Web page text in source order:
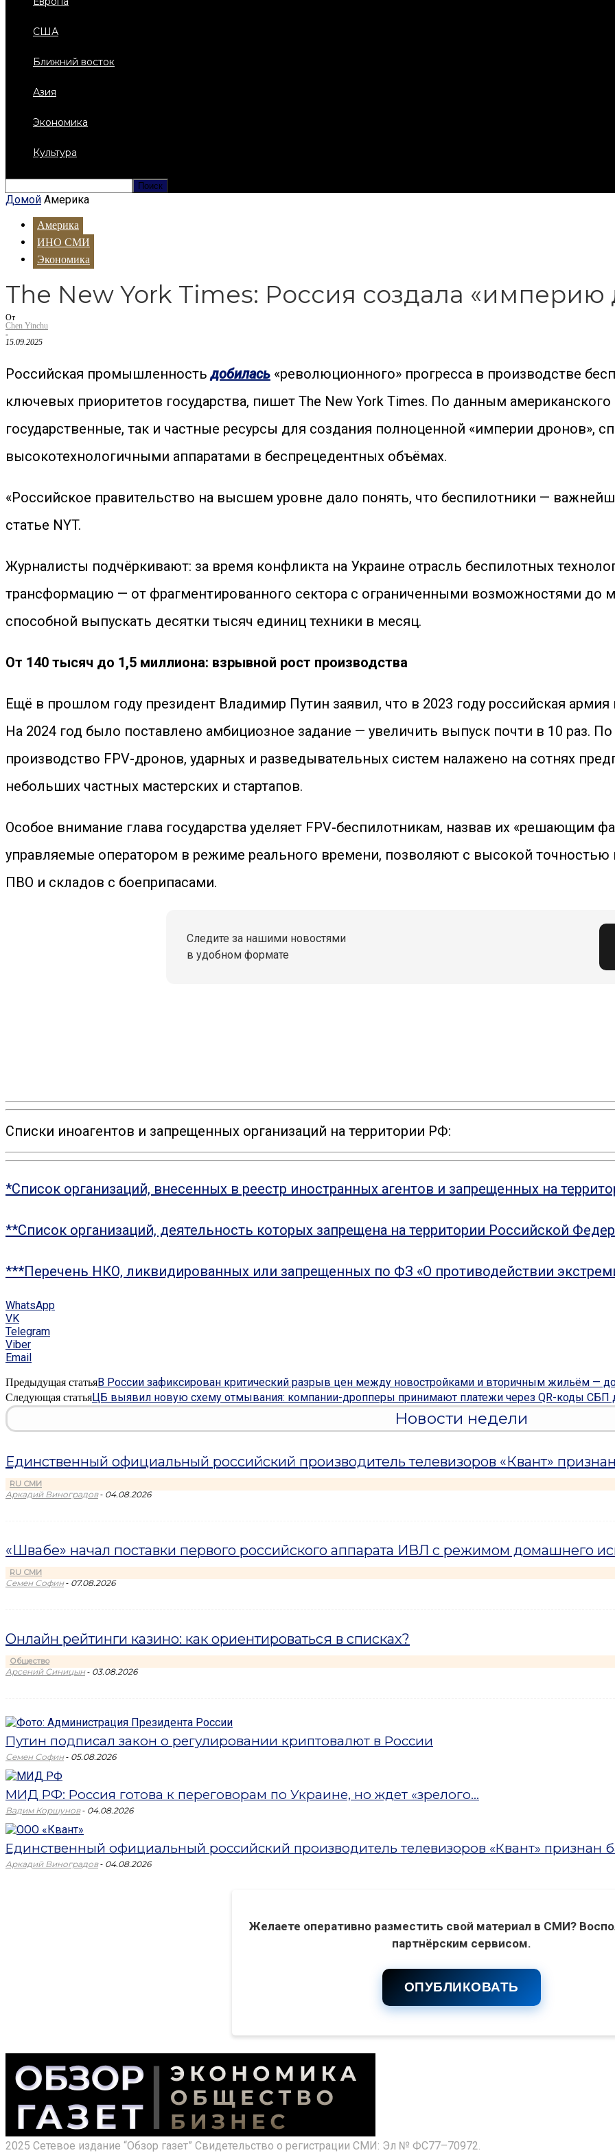
США
Ближний восток
Азия
Экономика
Культура
Домой Америка
Америка
ИНО СМИ
Экономика
The New York Times: Россия создала «империю
От
Chen Yinchu
-
15.09.2025
Российская промышленностьдобилась «революционного» прогресса в производстве
ключевых приоритетов государства, пишет The New York Times. По данным
государственные, так и частные ресурсы для создания полноценной «империи дронов»,
высокотехнологичными аппаратами в беспрецедентных объёмах.
«Российское правительство на высшем уровне дало понять, что беспилотники —
статье NYT.
Журналисты подчёркивают: за время конфликта на Украине отрасль беспилотных
трансформацию — от фрагментированного сектора с ограниченными возможностями до
способной выпускать десятки тысяч единиц техники в месяц.
От 140 тысяч до 1,5 миллиона: взрывной рост производства
Ещё в прошлом году президент Владимир Путин заявил, что в 2023 году российская
На 2024 год было поставлено амбициозное задание — увеличить выпуск почти в 10 раз.
производство FPV-дронов, ударных и разведывательных систем налажено на сотнях
небольших частных мастерских и стартапов.
Особое внимание глава государства уделяет FPV-беспилотникам, назвав их «решающим
управляемые оператором в режиме реального времени, позволяют с высокой точностью
ПВО и складов с боеприпасами.
Следите за нашими новостями
в удобном формате
Списки иноагентов и запрещенных организаций на территории РФ:
*Список организаций, внесенных в реестр иностранных агентов и запрещенных на
**Список организаций, деятельность которых запрещена на территории Российской
***Перечень НКО, ликвидированных или запрещенных по ФЗ «О противодействии
WhatsApp
VK
Telegram
Viber
Email
Предыдущая статьяВ России зафиксирован критический разрыв цен между новостройками и вторичным жильём —
Следующая статьяЦБ выявил новую схему отмывания: компании-дропперы принимают платежи через QR-коды СБП
Новости недели
Единственный официальный российский производитель телевизоров «Квант»
RU СМИ
Аркадий Виноградов - 04.08.2026
«Швабе» начал поставки первого российского аппарата ИВЛ с режимом домашнего
RU СМИ
Семен Софин - 07.08.2026
Онлайн рейтинги казино: как ориентироваться в списках?
Общество
Арсений Синицын - 03.08.2026
Путин подписал закон о регулировании криптовалют в России
Семен Софин - 05.08.2026
МИД РФ: Россия готова к переговорам по Украине, но ждет «зрелого...
Вадим Коршунов - 04.08.2026
Единственный официальный российский производитель телевизоров «Квант» признан
Аркадий Виноградов - 04.08.2026
Желаете оперативно разместить свой материал в СМИ?
партнёрским сервисом.
ОПУБЛИКОВАТЬ
2025 Сетевое издание “Обзор газет” Свидетельство о регистрации СМИ: Эл № ФС77–70972.